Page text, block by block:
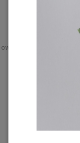
| 625 Fill Power